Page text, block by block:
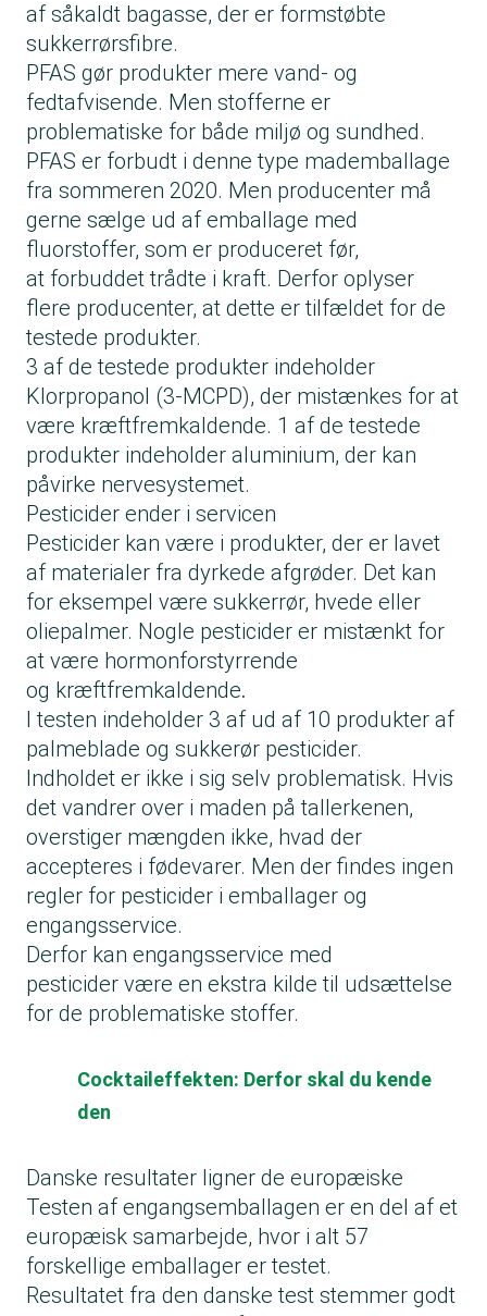
af såkaldt bagasse, der er formstøbte
sukkerrørsfibre.
PFAS gør produkter mere vand- og
fedtafvisende. Men stofferne er
problematiske for både miljø og sundhed.
PFAS er forbudt i denne type mademballage
fra sommeren 2020. Men producenter må
gerne sælge ud af emballage med
fluorstoffer, som er produceret før,
at forbuddet trådte i kraft. Derfor oplyser
flere producenter, at dette er tilfældet for de
testede produkter.
3 af de testede produkter indeholder
Klorpropanol (3-MCPD), der mistænkes for at
være kræftfremkaldende. 1 af de testede
produkter indeholder aluminium, der kan
påvirke nervesystemet.
Pesticider ender i servicen
Pesticider kan være i produkter, der er lavet
af materialer fra dyrkede afgrøder. Det kan
for eksempel være sukkerrør, hvede eller
oliepalmer. Nogle pesticider er mistænkt for
at være hormonforstyrrende
og kræftfremkaldende.
I testen indeholder 3 af ud af 10 produkter af
palmeblade og sukkerør pesticider.
Indholdet er ikke i sig selv problematisk. Hvis
det vandrer over i maden på tallerkenen,
overstiger mængden ikke, hvad der
accepteres i fødevarer. Men der findes ingen
regler for pesticider i emballager og
engangsservice.
Derfor kan engangsservice med
pesticider være en ekstra kilde til udsættelse
for de problematiske stoffer.
Cocktaileffekten: Derfor skal du kende
den
Danske resultater ligner de europæiske
Testen af engangsemballagen er en del af et
europæisk samarbejde, hvor i alt 57
forskellige emballager er testet.
Resultatet fra den danske test stemmer godt